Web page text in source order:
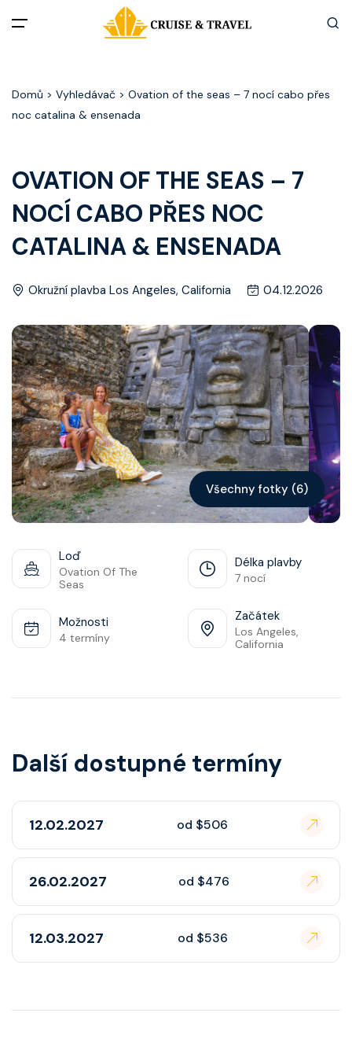
Akční nabídky
Zážitky z plaveb
Užitečné informace
Články
Kontakt
Vyhledat plavbu
Domů > Vyhledávač > Ovation of the seas – 7 nocí cabo přes
noc catalina & ensenada
OVATION OF THE SEAS – 7
NOCÍ CABO PŘES NOC
CATALINA & ENSENADA
Okružní plavba Los Angeles, California 04.12.2026
Všechny fotky (6)
Loď
Ovation Of The
Seas
Délka plavby
7 nocí
Možnosti
4 termíny
Začátek
Los Angeles,
California
Další dostupné termíny
12.02.2027 od $506
26.02.2027 od $476
12.03.2027 od $536